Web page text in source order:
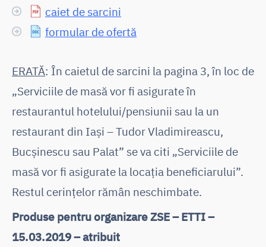
caiet de sarcini
formular de ofertă
ERATĂ: În caietul de sarcini la pagina 3, în loc de
„Serviciile de masă vor fi asigurate în
restaurantul hotelului/pensiunii sau la un
restaurant din Iași – Tudor Vladimireascu,
Bucșinescu sau Palat” se va citi „Serviciile de
masă vor fi asigurate la locația beneficiarului”.
Restul cerințelor rămân neschimbate.
Produse pentru organizare ZSE – ETTI –
15.03.2019 – atribuit